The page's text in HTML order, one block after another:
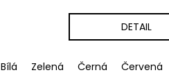
Mandlová
DETAIL
Bílá Zelená Černá Červená